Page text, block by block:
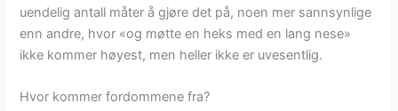
uendelig antall måter å gjøre det på, noen mer sannsynlige
enn andre, hvor «og møtte en heks med en lang nese»
ikke kommer høyest, men heller ikke er uvesentlig.
Hvor kommer fordommene fra?